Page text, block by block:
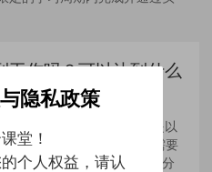
工作吗？可以达到什么
诺包工作，但课程设计都是以
设计。 在学习的过程中你需要
内容并完成实战项目；数据分
隐私政策
堂！
个人权益，请认